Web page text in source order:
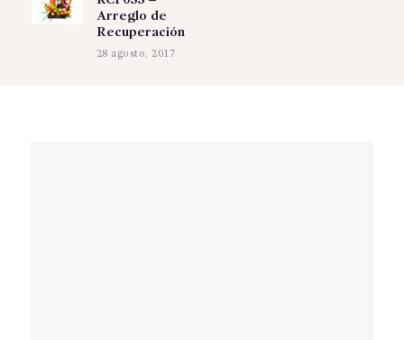
Arreglo de
Recuperación
28 agosto, 2017